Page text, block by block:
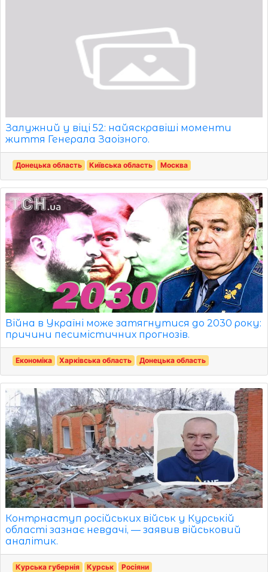
Залужний у віці 52: найяскравіші моменти
життя Генерала Заоізного.
Донецька область Київська область Москва
Війна в Україні може затягнутися до 2030 року:
причини песимістичних прогнозів.
Економіка Харківська область Донецька область
Контрнаступ російських військ у Курській
області зазнає невдачі, — заявив військовий
аналітик.
Курська губернія Курськ Росіяни